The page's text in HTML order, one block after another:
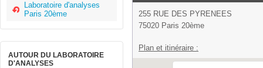
Laboratoire d'analyses
Paris 20ème
AUTOUR DU LABORATOIRE
D'ANALYSES
255 RUE DES PYRENEES
75020 Paris 20ème
Plan et itinéraire :